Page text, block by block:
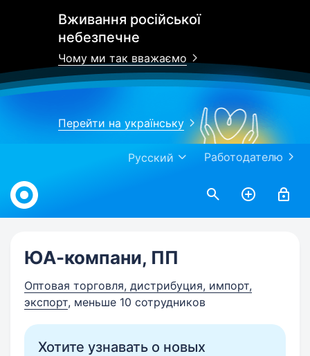
Вживання російської
небезпечне
Чому ми так вважаємо
Перейти на українську
Работодателю
Русский
Work.ua
ЮА-компани, ПП
Оптовая торговля, дистрибуция, импорт,
экспорт, меньше 10 сотрудников
Хотите узнавать о новых